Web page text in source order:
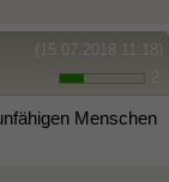
(15.07.2018 11:18)
Menschen